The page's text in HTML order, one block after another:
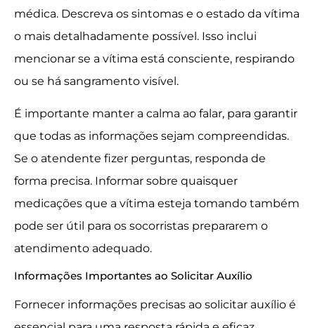
médica. Descreva os sintomas e o estado da vítima
o mais detalhadamente possível. Isso inclui
mencionar se a vítima está consciente, respirando
ou se há sangramento visível.
É importante manter a calma ao falar, para garantir
que todas as informações sejam compreendidas.
Se o atendente fizer perguntas, responda de
forma precisa. Informar sobre quaisquer
medicações que a vítima esteja tomando também
pode ser útil para os socorristas prepararem o
atendimento adequado.
Informações Importantes ao Solicitar Auxílio
Fornecer informações precisas ao solicitar auxílio é